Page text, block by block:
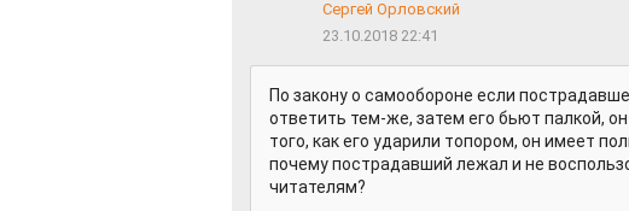
Сергей Орловский
23.10.2018 22:41
По закону о самообороне если
ответить тем-же, затем его бьют палкой,
того, как его ударили топором, он имеет
почему пострадавший лежал и не
читателям?